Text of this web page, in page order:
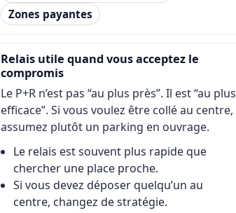
Zones payantes
Relais utile quand vous acceptez le
compromis
Le P+R n’est pas “au plus près”. Il est “au plus
efficace”. Si vous voulez être collé au centre,
assumez plutôt un parking en ouvrage.
Le relais est souvent plus rapide que
chercher une place proche.
Si vous devez déposer quelqu’un au
centre, changez de stratégie.